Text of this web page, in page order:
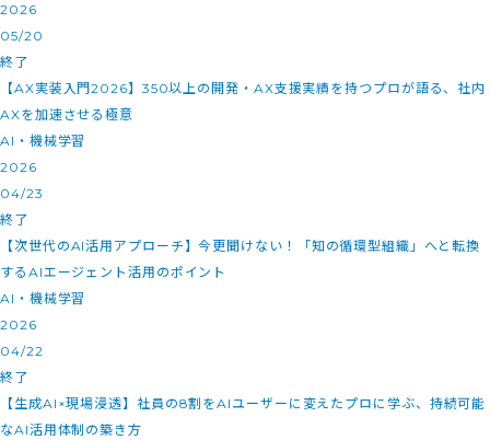
2026
05/20
終了
【AX実装入門2026】350以上の開発・AX支援実績を持つプロが語る、社内
AXを加速させる極意
AI・機械学習
2026
04/23
終了
【次世代のAI活用アプローチ】今更聞けない！「知の循環型組織」へと転換
するAIエージェント活用のポイント
AI・機械学習
2026
04/22
終了
【生成AI×現場浸透】社員の8割をAIユーザーに変えたプロに学ぶ、持続可能
なAI活用体制の築き方